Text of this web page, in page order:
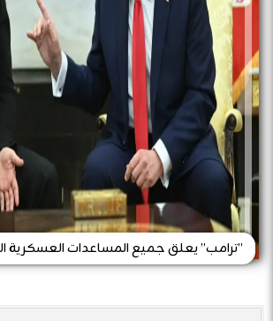
”ترامب” يعلق جميع المساعدات العسكرية